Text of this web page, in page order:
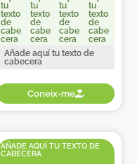
tu
texto
de
cabe
cera
tu
texto
de
cabe
cera
tu
texto
de
cabe
cera
tu
texto
de
cabe
cera
Añade aquí tu texto de
cabecera
Coneix-me
AÑADE AQUÍ TU TEXTO DE
CABECERA